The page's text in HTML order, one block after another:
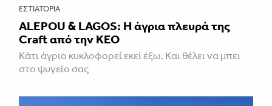
ΕΣΤΙΑΤΌΡΙΑ
ALEPOU & LAGOS: Η άγρια πλευρά της
Craft από την ΚΕΟ
Κάτι άγριο κυκλοφορεί εκεί έξω. Και θέλει να μπει
στο ψυγείο σας